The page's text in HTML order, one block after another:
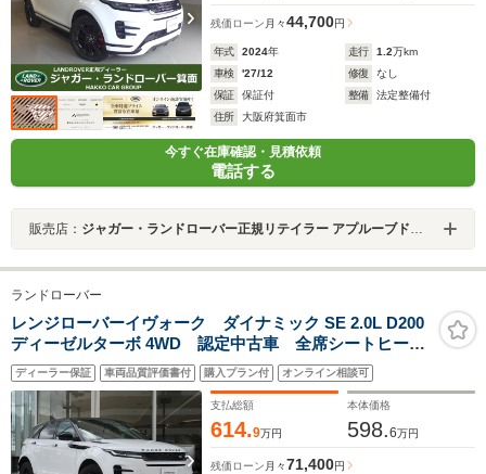
残価ローン 月々44,700円
年式 2024年 走行 1.2万km
車検
'27/12 修復
なし
保証
保証付 整備
法定整備付
住所
大阪府箕面市
今すぐ在庫確認・見積依頼
電話する
販売店： ジャガー・ランドローバー正規リテイラー アプルーブドセンター箕面
ランドローバー
レンジローバーイヴォーク ダイナミック SE 2.0L D200
ディーゼルターボ 4WD 認定中古車 全席シートヒータ
ー パワーテールゲート キーレス パワーシート プ
ライバシーガラス LEDヘッドライト アダプティブク
ルーズコントロール タッチプロデュオ テレインレス
ポンス
ディーラー保証 車両品質評価書付 購入プラン付 オンライン相談可
支払総額
614.9万円
本体価格
598.6万円
残価ローン 月々71,400円